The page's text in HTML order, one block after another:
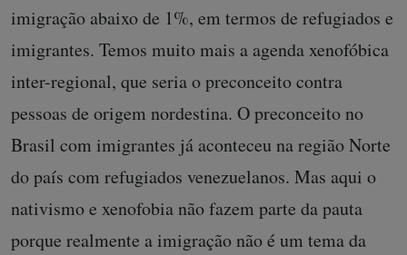
imigração abaixo de 1%, em termos de refugiados e
imigrantes. Temos muito mais a agenda xenofóbica
inter-regional, que seria o preconceito contra
pessoas de origem nordestina. O preconceito no
Brasil com imigrantes já aconteceu na região Norte
do país com refugiados venezuelanos. Mas aqui o
nativismo e xenofobia não fazem parte da pauta
porque realmente a imigração não é um tema da